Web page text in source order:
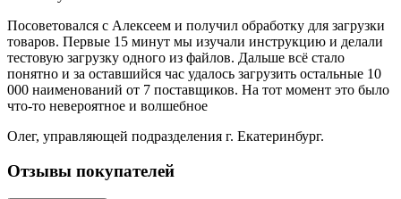
Посоветовался с Алексеем и получил обработку для загрузки
товаров. Первые 15 минут мы изучали инструкцию и делали
тестовую загрузку одного из файлов. Дальше всё стало
понятно и за оставшийся час удалось загрузить остальные 10
000 наименований от 7 поставщиков. На тот момент это было
что-то невероятное и волшебное
Олег, управляющей подразделения г. Екатеринбург.
Отзывы покупателей